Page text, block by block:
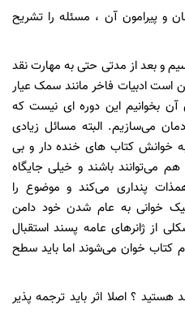
و پیرامون آن ، مسئله را تشریح
و بعد از مدتی حتی به مهارت نقد
ادبیات فاخر مانند سمک عیار
آن بخوانیم این دوره ای نیست که
می‌سازیم. البته مسائل زیادی
خوانش کتاب های خنده دار و بی
هم می‌توانند باشند و خیلی جایگاه
پنداری می‌کند و موضوع را
خوانی به عام شدن خود دامن
از ژانرهای عامه پسند استقبال
خوان می‌شوند اما باید سطح
هستید ؟ اصلا اثر باید ترجمه پذیر